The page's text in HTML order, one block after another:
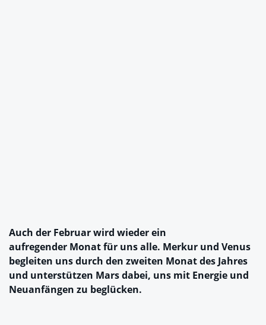
Auch der Februar wird wieder ein
aufregender Monat für uns alle. Merkur und Venus
begleiten uns durch den zweiten Monat des Jahres
und unterstützen Mars dabei, uns mit Energie und
Neuanfängen zu beglücken.